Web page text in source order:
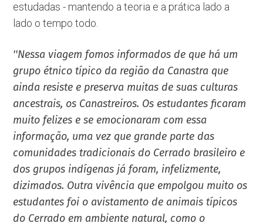
estudadas - mantendo a teoria e a prática lado a
lado o tempo todo.
''Nessa viagem fomos informados de que há um
grupo étnico típico da região da Canastra que
ainda resiste e preserva muitas de suas culturas
ancestrais, os Canastreiros. Os estudantes ficaram
muito felizes e se emocionaram com essa
informação, uma vez que grande parte das
comunidades tradicionais do Cerrado brasileiro e
dos grupos indígenas já foram, infelizmente,
dizimados. Outra vivência que empolgou muito os
estudantes foi o avistamento de animais típicos
do Cerrado em ambiente natural, como o